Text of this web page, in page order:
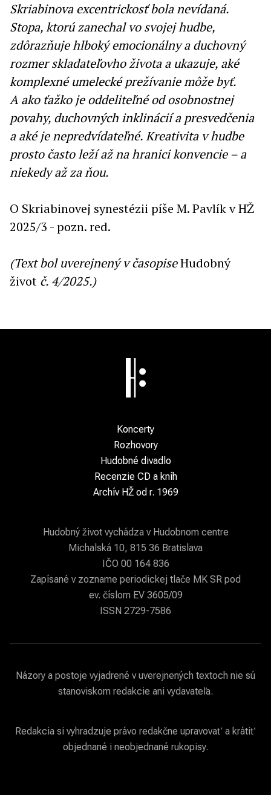
Skriabinova excentrickosť bola nevídaná.
Stopa, ktorú zanechal vo svojej hudbe,
zdôrazňuje hlboký emocionálny a duchovný
rozmer skladateľovho života a ukazuje, aké
komplexné umelecké prežívanie môže byť.
A ako ťažko je oddeliteľné od osobnostnej
povahy, duchovných inklinácií a presvedčenia
a aké je nepredvídateľné. Kreativita v hudbe
prosto často leží až na hranici konvencie – a
niekedy až za ňou.
O Skriabinovej synestézii píše M. Pavlík v HŽ
2025/3 - pozn. red.
(Text bol uverejnený v časopiseHudobný
život č. 4/2025.)
Koncerty
Rozhovory
Hudobné divadlo
Recenzie CD a kníh
Archív HŽ od r. 1969
Hudobný život vychádza v Hudobnom centre
Michalská 10, 815 36 Bratislava
IČO 00 164 836
Zapísané v zozname periodickej tlače MK SR pod
ev. číslom EV 3605/09
ISSN 2729-7586
Názory a postoje vyjadrené v uverejnených textoch nie sú
stanoviskom redakcie ani vydavateľa.
Redakcia si vyhradzuje právo redakčne upravovať a krátiť
objednané i neobjednané rukopisy.